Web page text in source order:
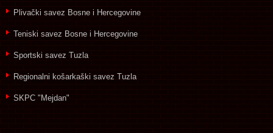
Plivački savez Bosne i Hercegovine
Teniski savez Bosne i Hercegovine
Sportski savez Tuzla
Regionalni košarkaški savez Tuzla
SKPC "Mejdan"